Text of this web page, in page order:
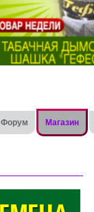
Форум Магазин